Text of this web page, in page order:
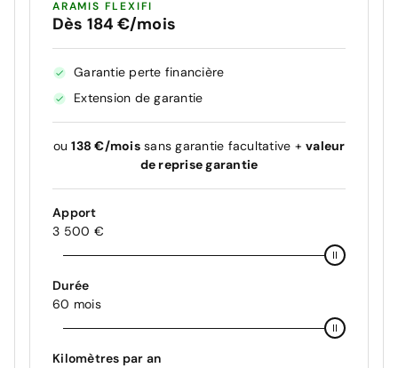
ARAMIS FLEXIFI
Dès 184 €/mois
Garantie perte financière
Extension de garantie
ou138 €/moissans garantie facultative + valeur
de reprise garantie
Apport
3 500 €
Durée
60 mois
Kilomètres par an